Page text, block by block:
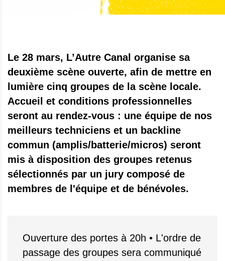
Le 28 mars, L’Autre Canal organise sa
deuxième scène ouverte, afin de mettre en
lumière cinq groupes de la scène locale.
Accueil et conditions professionnelles
seront au rendez-vous : une équipe de nos
meilleurs techniciens et un backline
commun (amplis/batterie/micros) seront
mis à disposition des groupes retenus
sélectionnés par un jury composé de
membres de l'équipe et de bénévoles.
Ouverture des portes à 20h • L'ordre de
passage des groupes sera communiqué